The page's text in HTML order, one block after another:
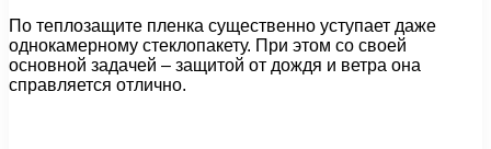
По теплозащите пленка существенно уступает даже
однокамерному стеклопакету. При этом со своей
основной задачей – защитой от дождя и ветра она
справляется отлично.